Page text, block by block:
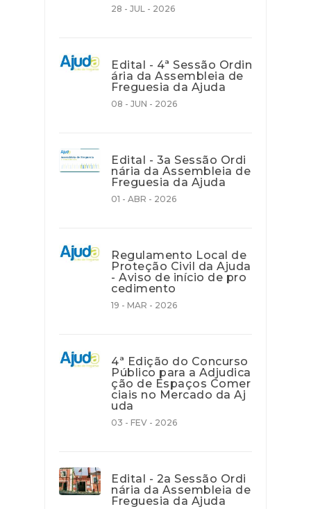
28 - JUL - 2026
Edital - 4ª Sessão Ordin
ária da Assembleia de
Freguesia da Ajuda
08 - JUN - 2026
Edital - 3a Sessão Ordi
nária da Assembleia de
Freguesia da Ajuda
01 - ABR - 2026
Regulamento Local de
Proteção Civil da Ajuda
- Aviso de início de pro
cedimento
19 - MAR - 2026
4ª Edição do Concurso
Público para a Adjudica
ção de Espaços Comer
ciais no Mercado da Aj
uda
03 - FEV - 2026
Edital - 2a Sessão Ordi
nária da Assembleia de
Freguesia da Ajuda